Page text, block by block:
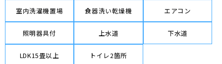
室内洗濯機置場 食器洗い乾燥機 エアコン
照明器具付 上水道 下水道
LDK15畳以上 トイレ2箇所